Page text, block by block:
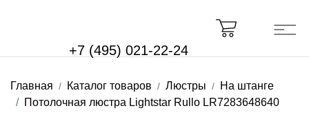
+7 (495) 021-22-24
Главная Каталог товаров Люстры
На штанге
Потолочная люстра Lightstar Rullo LR7283648640